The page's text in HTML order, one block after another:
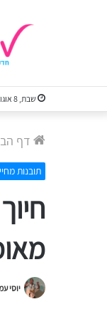
שבת, 8 אוגוסט 2026
דף
תובנות
יוסי